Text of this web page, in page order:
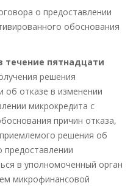
о предоставлении
обоснования
течение пятнадцати
решения
об отказе в изменении
микрокредита с
причин отказа,
решения об
предоставлении
в уполномоченный орган
микрофинансовой